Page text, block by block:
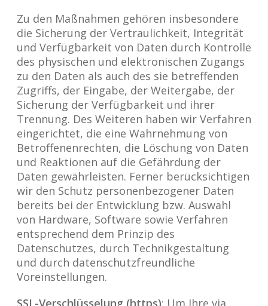
Zu den Maßnahmen gehören insbesondere
die Sicherung der Vertraulichkeit, Integrität
und Verfügbarkeit von Daten durch Kontrolle
des physischen und elektronischen Zugangs
zu den Daten als auch des sie betreffenden
Zugriffs, der Eingabe, der Weitergabe, der
Sicherung der Verfügbarkeit und ihrer
Trennung. Des Weiteren haben wir Verfahren
eingerichtet, die eine Wahrnehmung von
Betroffenenrechten, die Löschung von Daten
und Reaktionen auf die Gefährdung der
Daten gewährleisten. Ferner berücksichtigen
wir den Schutz personenbezogener Daten
bereits bei der Entwicklung bzw. Auswahl
von Hardware, Software sowie Verfahren
entsprechend dem Prinzip des
Datenschutzes, durch Technikgestaltung
und durch datenschutzfreundliche
Voreinstellungen.
SSL-Verschlüsselung (https): Um Ihre via